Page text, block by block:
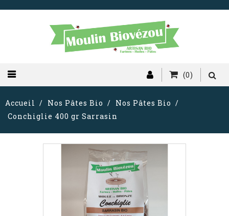
(0)
Accueil Nos Pâtes Bio
Nos Pâtes Bio
Conchiglie 400 gr Sarrasin